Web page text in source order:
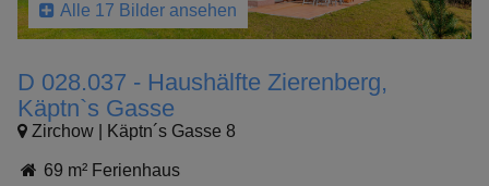
Alle 17 Bilder ansehen
D 028.037 - Haushälfte Zierenberg,
Käptn`s Gasse
Zirchow | Käptn´s Gasse 8
69 m² Ferienhaus